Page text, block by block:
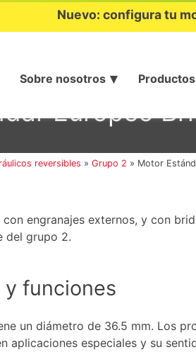
Nuevo: configura tu
Sobre nosotros Productos
Europeo
reversibles »Grupo 2 » Motor
engranajes externos, y con
del grupo 2.
funciones
un diámetro de 36.5 mm. Los
aplicaciones especiales y su